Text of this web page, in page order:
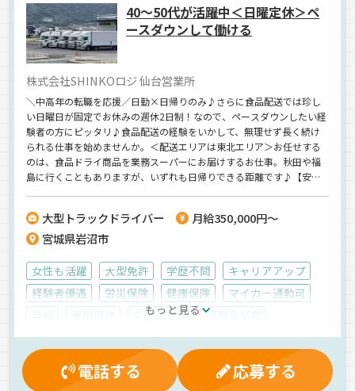
40～50代が活躍中＜日曜定休＞ペ
ースダウンして働ける
株式会社SHINKOロジ 仙台営業所
＼中高年の転職を応援／日勤×日帰りのみ♪さらに食品配送では珍し
い日曜日が固定でお休みの週休2日制！なので、ペースダウンしたい経
験者の方にピッタリ♪食品配送の経験をいかして、無理せず長く続け
られる仕事を始めませんか。＜配送エリアは東北エリア＞お任せする
のは、食品ドライ商品を業務スーパーにお届けするお仕事。秋田や福
島に行くこともありますが、いずれも日帰りできる距離です♪【安定
ます。大型トラックドライバー
月給350,000円～
宮城県岩沼市
女性も活躍 大型免許 学歴不問
キャリアアップ
経験者優遇
労災保険 健康保険
マイカー通勤可
交通費支給
退職金制度
制服・作業着貸与
厚生年金 賞与 夜 昼
夕方
バックアイモニター装備
地場
中距離
ETC搭載 ドライブレコーダー
ルート配送
もっと見る
電話する 応募する